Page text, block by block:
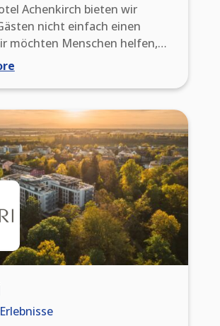
Achenkirch bieten wir
nicht einfach einen
möchten Menschen helfen,
Kraft zu kommen – mit
dem umfangreichen
Angebot, mit einzigartiger
TCM-Küche und
im Hotel und in der